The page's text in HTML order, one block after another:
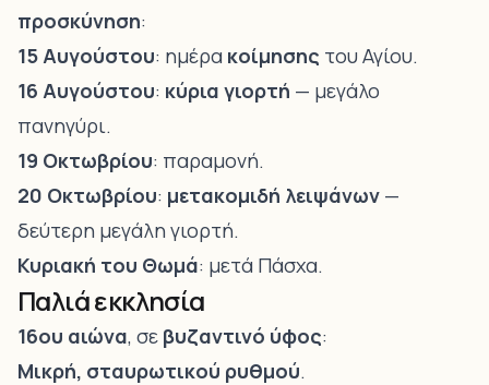
προσκύνηση:
15 Αυγούστου: ημέρα κοίμησης του Αγίου.
16 Αυγούστου: κύρια γιορτή — μεγάλο
πανηγύρι.
19 Οκτωβρίου: παραμονή.
20 Οκτωβρίου: μετακομιδή λειψάνων —
δεύτερη μεγάλη γιορτή.
Κυριακή του Θωμά: μετά Πάσχα.
Παλιά εκκλησία
16ου αιώνα, σε βυζαντινό ύφος:
Μικρή, σταυρωτικού ρυθμού.